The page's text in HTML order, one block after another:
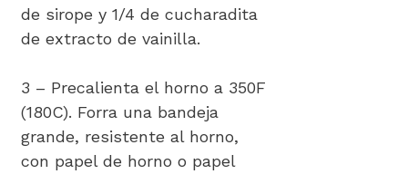
de sirope y 1/4 de cucharadita
de extracto de vainilla.
3 – Precalienta el horno a 350F
(180C). Forra una bandeja
grande, resistente al horno,
con papel de horno o papel